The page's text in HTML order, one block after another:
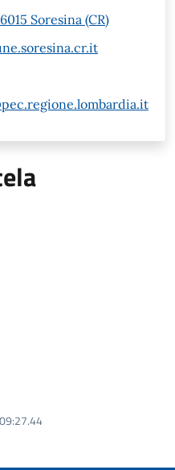
Soresina (CR)